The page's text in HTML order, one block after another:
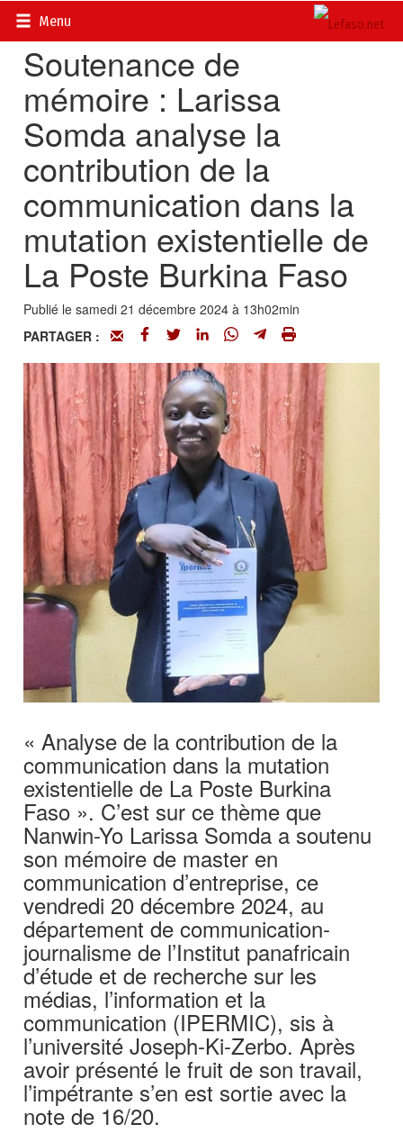
Menu
Accueil>
Soutenance de
mémoire : Larissa
Somda analyse la
contribution de la
communication dans la
mutation existentielle de
La Poste Burkina Faso
Publié le samedi 21 décembre 2024 à 13h02min
PARTAGER :
« Analyse de la contribution de la
communication dans la mutation
existentielle de La Poste Burkina
Faso ». C’est sur ce thème que
Nanwin-Yo Larissa Somda a soutenu
son mémoire de master en
communication d’entreprise, ce
vendredi 20 décembre 2024, au
département de communication-
journalisme de l’Institut panafricain
d’étude et de recherche sur les
médias, l’information et la
communication (IPERMIC), sis à
l’université Joseph-Ki-Zerbo. Après
avoir présenté le fruit de son travail,
l’impétrante s’en est sortie avec la
note de 16/20.